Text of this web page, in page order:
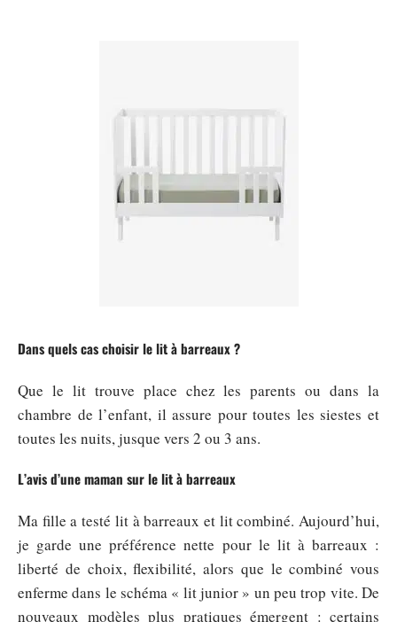
Dans quels cas choisir le lit à barreaux ?
Que le lit trouve place chez les parents ou dans la
chambre de l’enfant, il assure pour toutes les siestes et
toutes les nuits, jusque vers 2 ou 3 ans.
L’avis d’une maman sur le lit à barreaux
Ma fille a testé lit à barreaux et lit combiné. Aujourd’hui,
je garde une préférence nette pour le lit à barreaux :
liberté de choix, flexibilité, alors que le combiné vous
enferme dans le schéma « lit junior » un peu trop vite. De
nouveaux modèles plus pratiques émergent : certains